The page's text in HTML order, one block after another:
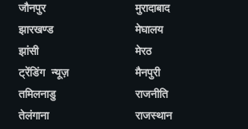
जौनपुर
झारखण्ड
झांसी
ट्रेंडिंग न्यूज़
तमिलनाडु
तेलंगाना
मुरादाबाद
मेघालय
मेरठ
मैनपुरी
राजनीति
राजस्थान